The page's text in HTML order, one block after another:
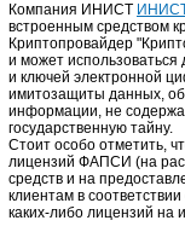
Компания ИНИСТ
встроенным средством
Криптопровайдер
и может
и ключей электронной
имитозащиты данных,
информации, не
государственную тайну.
Стоит особо отметить,
лицензий ФАПСИ (на
средств и на
клиентам в
каких-либо лицензий на